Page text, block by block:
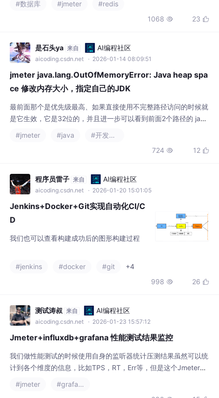
后，在‘选项’菜单下，点击‘plugin manager’，
方法很多，那使用docker方式的安装，可能是
最简单的，下面我就用docker的方式来安装
1068  23 
是石头ya 来自 AI编程社区
aicoding.csdn.net · 2026-01-14 08:09:51
jmeter java.lang.OutOfMemoryError: Java heap spa
ce 修改内存大小，指定自己的JDK
最前面那个是优先级最高、如果直接使用不完整路径访问的时候就
是它生效，它是32位的，并且进一步可以看到前面2个路径的 jav
些奇怪的地方引入的JRE。这个命令的输入是 jmx 文件，即压测的
配置文件，jtl 是报告的原始数据文件，命令中 test_report 这个目
#jmeter #java
724  12 
程序员雷子 来自 AI编程社区
aicoding.csdn.net · 2026-01-20 15:01:05
Jenkins+Docker+Git实现自动化CI/C
D
我们也可以查看构建成功后的图形构建过程
#jenkins #docker #git
+4
998  26 
测试涛叔 来自 AI编程社区
aicoding.csdn.net · 2026-01-23 15:57:12
Jmeter+influxdb+grafana 性能测试结果监控
我们做性能测试的时候使用自身的监听器统计压测结果虽然可以统
计到各个维度的信息，比如TPS，RT，Err等，但是这个Jmeter本
要持久化储存数据，我们就需要采用监控平台+ influxdb时序数据
#jmeter